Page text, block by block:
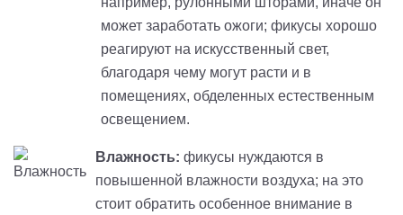
может заработать ожоги; фикусы хорошо
реагируют на искусственный свет,
благодаря чему могут расти и в
помещениях, обделенных естественным
освещением.
Влажность: фикусы нуждаются в
повышенной влажности воздуха; на это
стоит обратить особенное внимание в